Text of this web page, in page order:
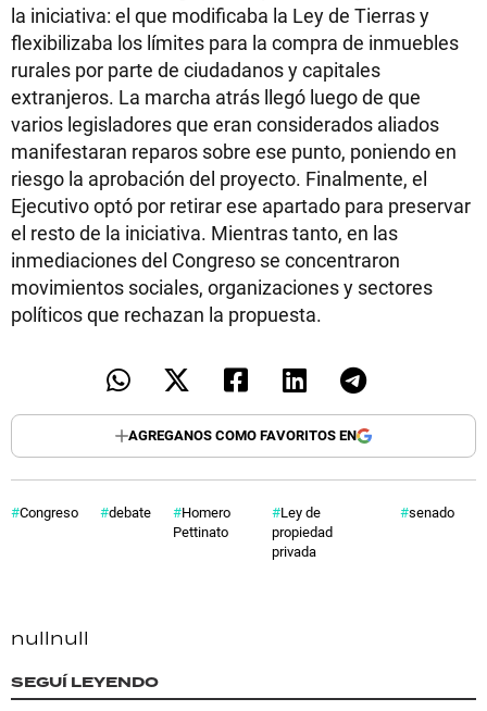
la iniciativa: el que modificaba la Ley de Tierras y
flexibilizaba los límites para la compra de inmuebles
rurales por parte de ciudadanos y capitales
extranjeros. La marcha atrás llegó luego de que
varios legisladores que eran considerados aliados
manifestaran reparos sobre ese punto, poniendo en
riesgo la aprobación del proyecto. Finalmente, el
Ejecutivo optó por retirar ese apartado para preservar
el resto de la iniciativa. Mientras tanto, en las
inmediaciones del Congreso se concentraron
movimientos sociales, organizaciones y sectores
políticos que rechazan la propuesta.
AGREGANOS COMO FAVORITOS EN
Congreso debate
Homero
Pettinato
Ley de
propiedad
privada
senado
nullnull
SEGUÍ LEYENDO